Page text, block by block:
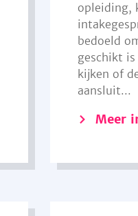
opleiding,
bedoeld
geschikt
kijken of
aansluit...
Meer